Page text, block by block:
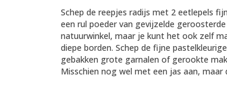
Schep de reepjes radijs met 2 eetlepels
een rul poeder van gevijzelde
natuurwinkel, maar je kunt het ook zelf
diepe borden. Schep de fijne
gebakken grote garnalen of gerookte
Misschien nog wel met een jas aan, maar